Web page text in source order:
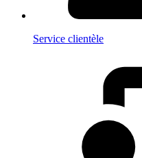
Service clientèle